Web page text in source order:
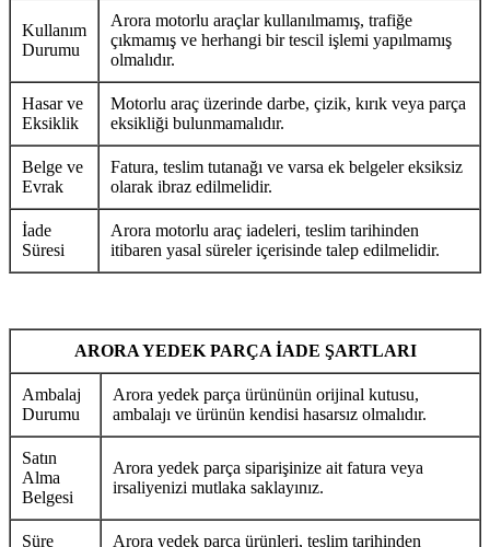
Kullanım
Durumu
Arora motorlu araçlar kullanılmamış, trafiğe
çıkmamış ve herhangi bir tescil işlemi yapılmamış
olmalıdır.
Hasar ve
Eksiklik
Motorlu araç üzerinde darbe, çizik, kırık veya parça
eksikliği bulunmamalıdır.
Belge ve
Evrak
Fatura, teslim tutanağı ve varsa ek belgeler eksiksiz
olarak ibraz edilmelidir.
İade
Süresi
Arora motorlu araç iadeleri, teslim tarihinden
itibaren yasal süreler içerisinde talep edilmelidir.
ARORA YEDEK PARÇA İADE ŞARTLARI
Ambalaj
Durumu
Arora yedek parça ürününün orijinal kutusu,
ambalajı ve ürünün kendisi hasarsız olmalıdır.
Satın
Alma
Belgesi
Arora yedek parça siparişinize ait fatura veya
irsaliyenizi mutlaka saklayınız.
Süre Arora yedek parça ürünleri, teslim tarihinden